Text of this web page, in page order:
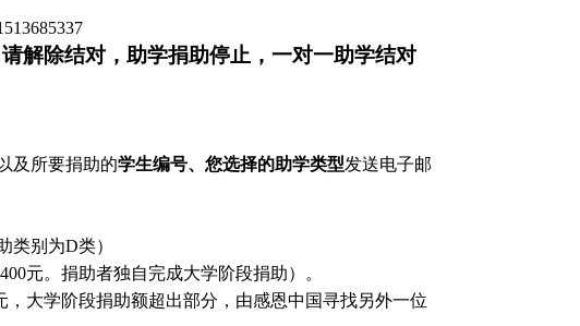
解除结对，助学捐助停止，一对一助学结对
以及所要捐助的学生编号、您选择的助学类型发送电子邮
类别为D类）
元。捐助者独自完成大学阶段捐助）。
大学阶段捐助额超出部分，由感恩中国寻找另外一位